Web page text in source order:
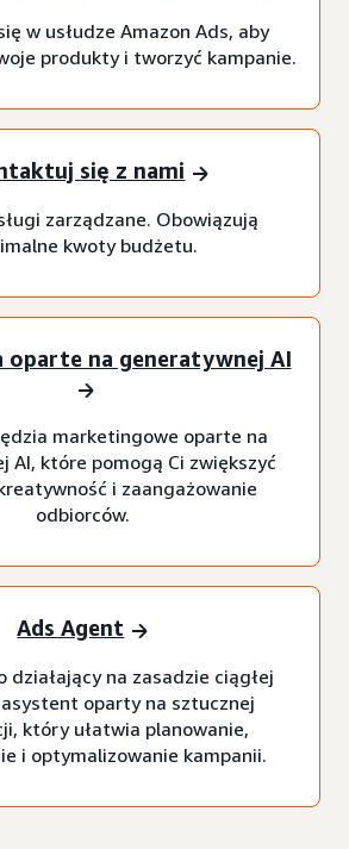
w usłudze Amazon Ads, aby
produkty i tworzyć kampanie.
się z nami
zarządzane. Obowiązują
kwoty budżetu.
oparte na generatywnej AI
marketingowe oparte na
AI, które pomogą Ci zwiększyć
i zaangażowanie
odbiorców.
Ads Agent
działający na zasadzie ciągłej
oparty na sztucznej
który ułatwia planowanie,
i optymalizowanie kampanii.